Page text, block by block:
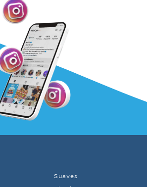
Suaves